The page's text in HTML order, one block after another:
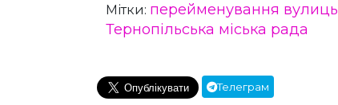
Мітки: перейменування вулиць
Тернопільська міська рада
Телеграм